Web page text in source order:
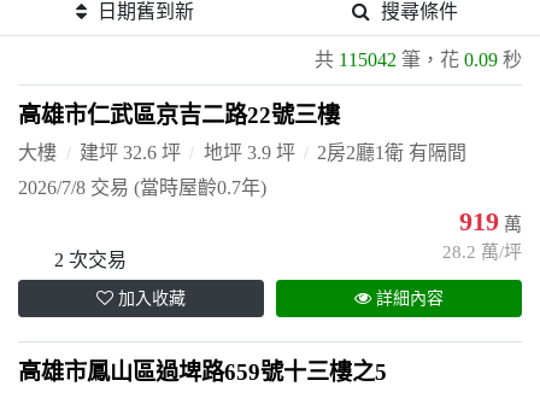
日期舊到新 搜尋條件
共 115042 筆，花 0.09 秒
高雄市仁武區京吉二路22號三樓
大樓 建坪 32.6 坪 地坪 3.9 坪
2房2廳1衛 有隔間
2026/7/8 交易 (當時屋齡0.7年)
2 次交易
919 萬
28.2 萬/坪
加入收藏 詳細內容
高雄市鳳山區過埤路659號十三樓之5